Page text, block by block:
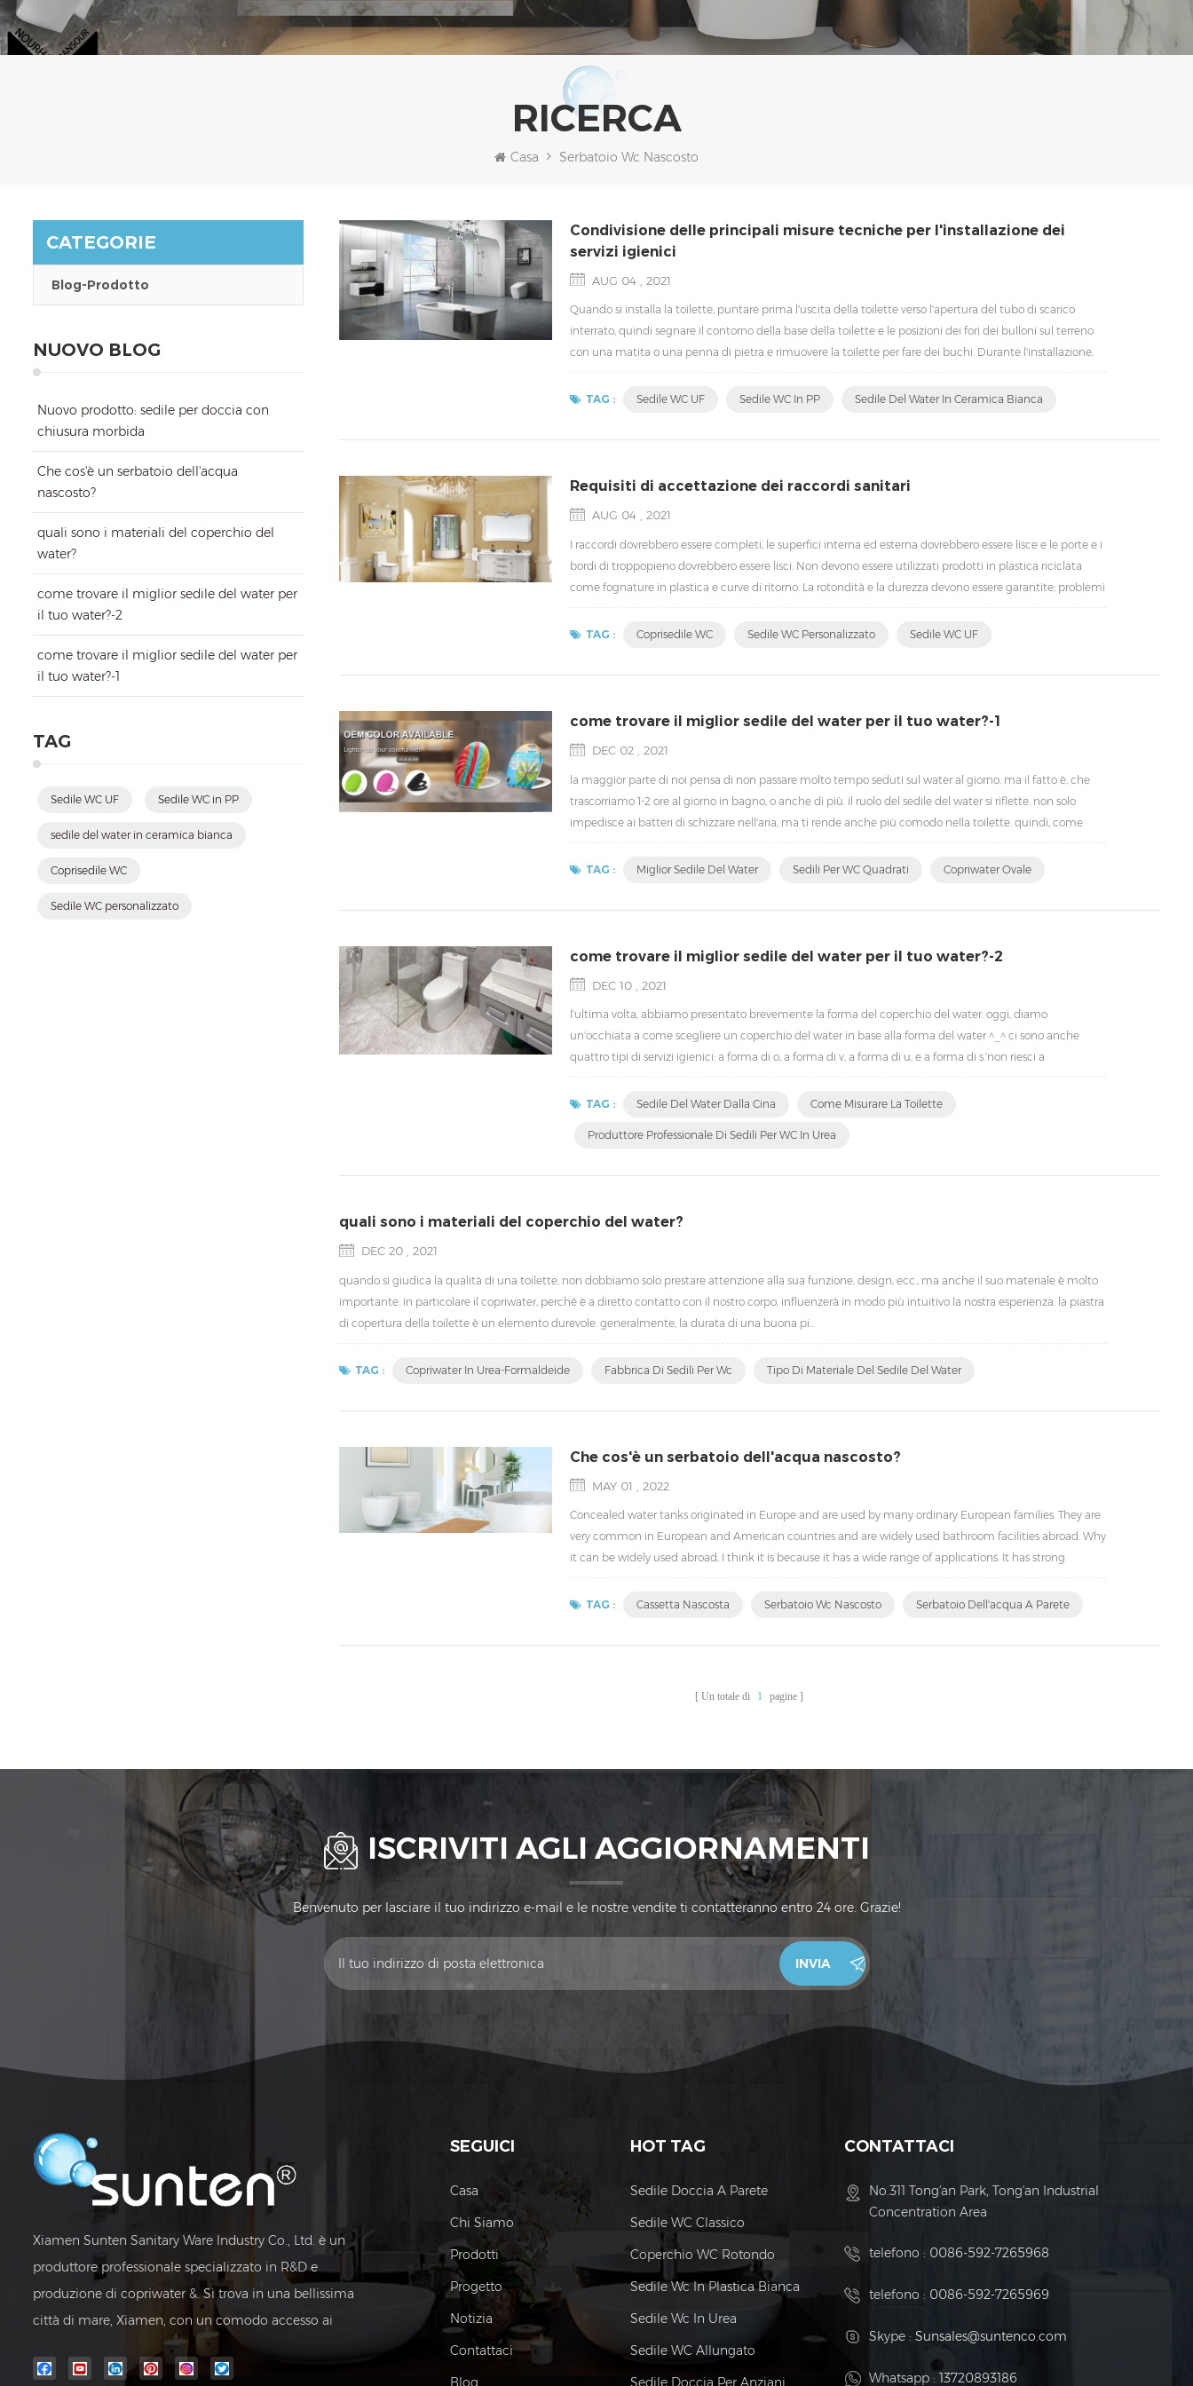
RICERCA
Casa Serbatoio Wc Nascosto
CATEGORIE
Blog-Prodotto
NUOVO BLOG
Nuovo prodotto: sedile per doccia con
chiusura morbida
Che cos'è un serbatoio dell'acqua
nascosto?
quali sono i materiali del coperchio del
water?
come trovare il miglior sedile del water per
il tuo water?-2
come trovare il miglior sedile del water per
il tuo water?-1
TAG
Sedile WC UF Sedile WC in PP
sedile del water in ceramica bianca
Coprisedile WC
Sedile WC personalizzato
Condivisione delle principali misure tecniche per l'installazione dei
servizi igienici
AUG 04 , 2021
Quando si installa la toilette, puntare prima l'uscita della toilette verso l'apertura del tubo di scarico
interrato, quindi segnare il contorno della base della toilette e le posizioni dei fori dei bulloni sul terreno
con una matita o una penna di pietra e rimuovere la toilette per fare dei buchi. Durante l'installazione,
TAG :
Sedile WC UF Sedile WC In PP Sedile Del Water In Ceramica Bianca
Requisiti di accettazione dei raccordi sanitari
AUG 04 , 2021
I raccordi dovrebbero essere completi, le superfici interna ed esterna dovrebbero essere lisce e le porte e i
bordi di troppopieno dovrebbero essere lisci. Non devono essere utilizzati prodotti in plastica riciclata
come fognature in plastica e curve di ritorno. La rotondità e la durezza devono essere garantite; problemi
TAG :
Coprisedile WC Sedile WC Personalizzato Sedile WC UF
come trovare il miglior sedile del water per il tuo water?-1
DEC 02 , 2021
la maggior parte di noi pensa di non passare molto tempo seduti sul water al giorno. ma il fatto è, che
trascorriamo 1-2 ore al giorno in bagno, o anche di più. il ruolo del sedile del water si riflette. non solo
impedisce ai batteri di schizzare nell'aria, ma ti rende anche più comodo nella toilette. quindi, come
TAG :
Miglior Sedile Del Water Sedili Per WC Quadrati Copriwater Ovale
come trovare il miglior sedile del water per il tuo water?-2
DEC 10 , 2021
l'ultima volta, abbiamo presentato brevemente la forma del coperchio del water. oggi, diamo
un'occhiata a come scegliere un coperchio del water in base alla forma del water ^_^ ci sono anche
quattro tipi di servizi igienici: a forma di o, a forma di v, a forma di u, e a forma di s.'non riesci a
TAG :
Sedile Del Water Dalla Cina Come Misurare La Toilette
Produttore Professionale Di Sedili Per WC In Urea
quali sono i materiali del coperchio del water?
DEC 20 , 2021
quando si giudica la qualità di una toilette, non dobbiamo solo prestare attenzione alla sua funzione, design, ecc., ma anche il suo materiale è molto
importante. in particolare il copriwater, perché è a diretto contatto con il nostro corpo, influenzerà in modo più intuitivo la nostra esperienza. la piastra
di copertura della toilette è un elemento durevole. generalmente, la durata di una buona pi...
TAG : Copriwater In Urea-Formaldeide Fabbrica Di Sedili Per Wc Tipo Di Materiale Del Sedile Del Water
Che cos'è un serbatoio dell'acqua nascosto?
MAY 01 , 2022
Concealed water tanks originated in Europe and are used by many ordinary European families. They are
very common in European and American countries and are widely used bathroom facilities abroad. Why
it can be widely used abroad, I think it is because it has a wide range of applications. It has strong
TAG :
Cassetta Nascosta Serbatoio Wc Nascosto Serbatoio Dell'acqua A Parete
Un totale di 1 pagine
ISCRIVITI AGLI AGGIORNAMENTI
Benvenuto per lasciare il tuo indirizzo e-mail e le nostre vendite ti contatteranno entro 24 ore. Grazie!
Xiamen Sunten Sanitary Ware Industry Co., Ltd. è un
produttore professionale specializzato in R&D e
produzione di copriwater &. Si trova in una bellissima
città di mare, Xiamen, con un comodo accesso ai
SEGUICI
Casa
Chi Siamo
Prodotti
Progetto
Notizia
Contattaci
Blog
HOT TAG
Sedile Doccia A Parete
Sedile WC Classico
Coperchio WC Rotondo
Sedile Wc In Plastica Bianca
Sedile Wc In Urea
Sedile WC Allungato
Sedile Doccia Per Anziani
CONTATTACI
No.311 Tong'an Park, Tong'an Industrial
Concentration Area
telefono : 0086-592-7265968
telefono : 0086-592-7265969
Skype :Sunsales@suntenco.com
Whatsapp :13720893186